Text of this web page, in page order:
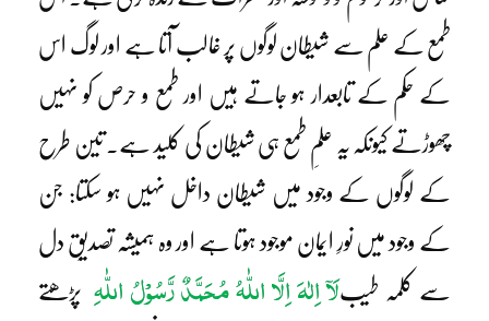
طمع کے علم سے شیطان لوگوں پر غالب آتا ہے اور لوگ اس
کے حکم کے تابعدار ہو جاتے ہیں اور طمع و حرص کو نہیں
چھوڑتے کیونکہ یہ علمِ طمع ہی شیطان کی کلید ہے۔ تین طرح
کے لوگوں کے وجود میں شیطان داخل نہیں ہو سکتا: جن
کے وجود میں نورِ ایمان موجود ہوتا ہے اور وہ ہمیشہ تصدیقِ دل
سے کلمہ طیبلَآ اِلٰہَ اِلَّا اللّٰہُ مُحَمَّدٌ رَّسُوْلُ اللّٰہِ پڑھتے